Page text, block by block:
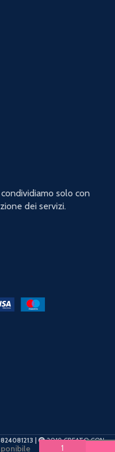
solo con
dei servizi.
| 2019 CREATO CON